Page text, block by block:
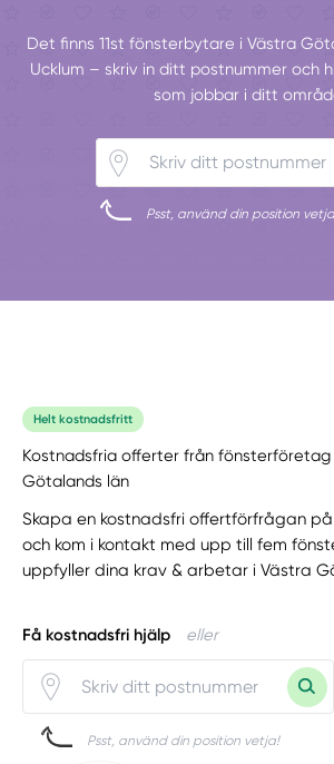
Det finns 11st fönsterbytare i Västra
Ucklum – skriv in ditt postnummer och
som jobbar i ditt
Psst, använd din position
Helt kostnadsfritt
Kostnadsfria offerter från fönsterföretag
Götalands län
Skapa en kostnadsfri offertförfrågan
och kom i kontakt med upp till fem
uppfyller dina krav & arbetar i Västra
Få kostnadsfri hjälp eller
Psst, använd din position vetja!